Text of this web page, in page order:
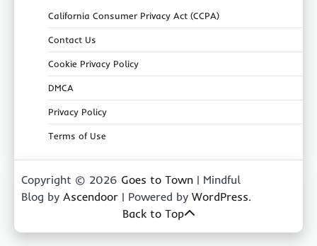
California Consumer Privacy Act (CCPA)
Contact Us
Cookie Privacy Policy
DMCA
Privacy Policy
Terms of Use
Copyright © 2026 Goes to Town | Mindful
Blog by Ascendoor | Powered by WordPress.
Back to Top